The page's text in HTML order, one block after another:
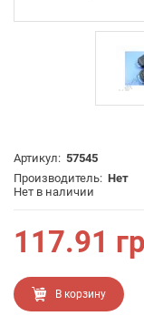
Артикул: 57545
Производитель: Нет
Нет в наличии
117.91
В корзину